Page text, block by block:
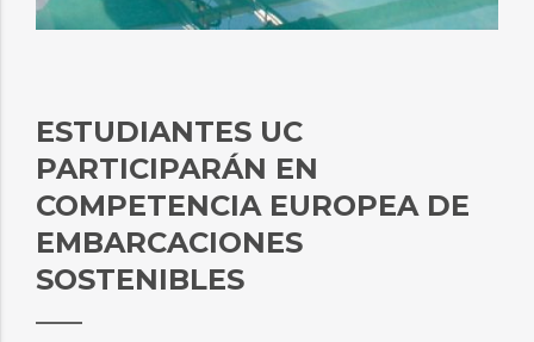
ESTUDIANTES UC
PARTICIPARÁN EN
COMPETENCIA EUROPEA DE
EMBARCACIONES
SOSTENIBLES